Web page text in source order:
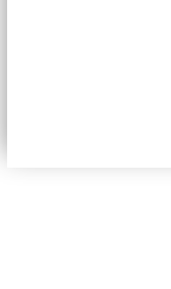
Материалы этого сайта